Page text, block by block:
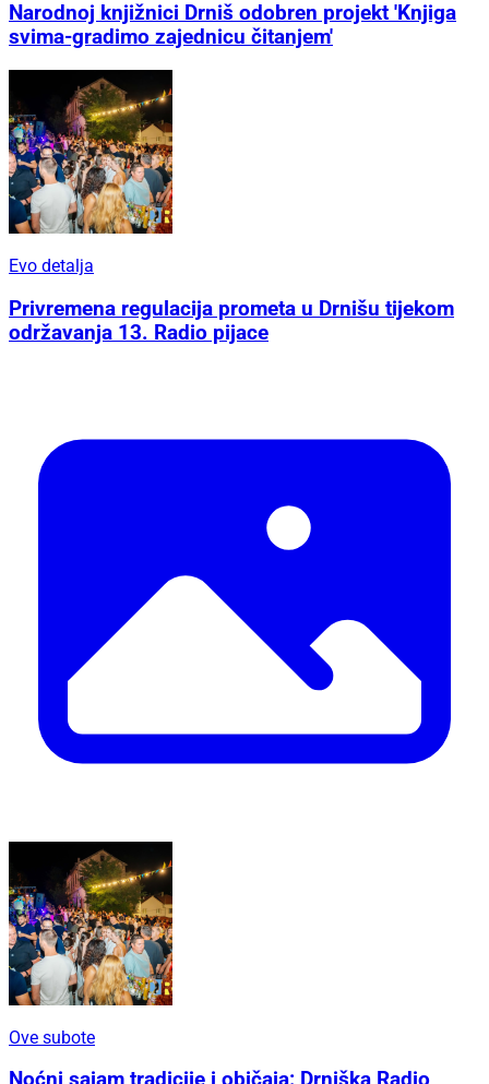
Narodnoj knjižnici Drniš odobren projekt 'Knjiga
svima-gradimo zajednicu čitanjem'
Evo detalja
Privremena regulacija prometa u Drnišu tijekom
održavanja 13. Radio pijace
Ove subote